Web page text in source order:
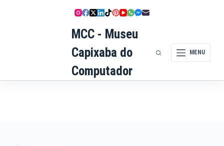
MCC - Museu
Capixaba do
Computador
MENU